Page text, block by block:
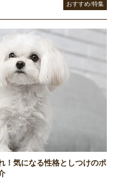
おすすめ/特集
！気になる性格としつけのポ